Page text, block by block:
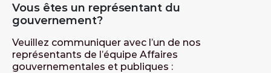
Vous êtes un représentant du
gouvernement?
Veuillez communiquer avec l’un de nos
représentants de l’équipe Affaires
gouvernementales et publiques :